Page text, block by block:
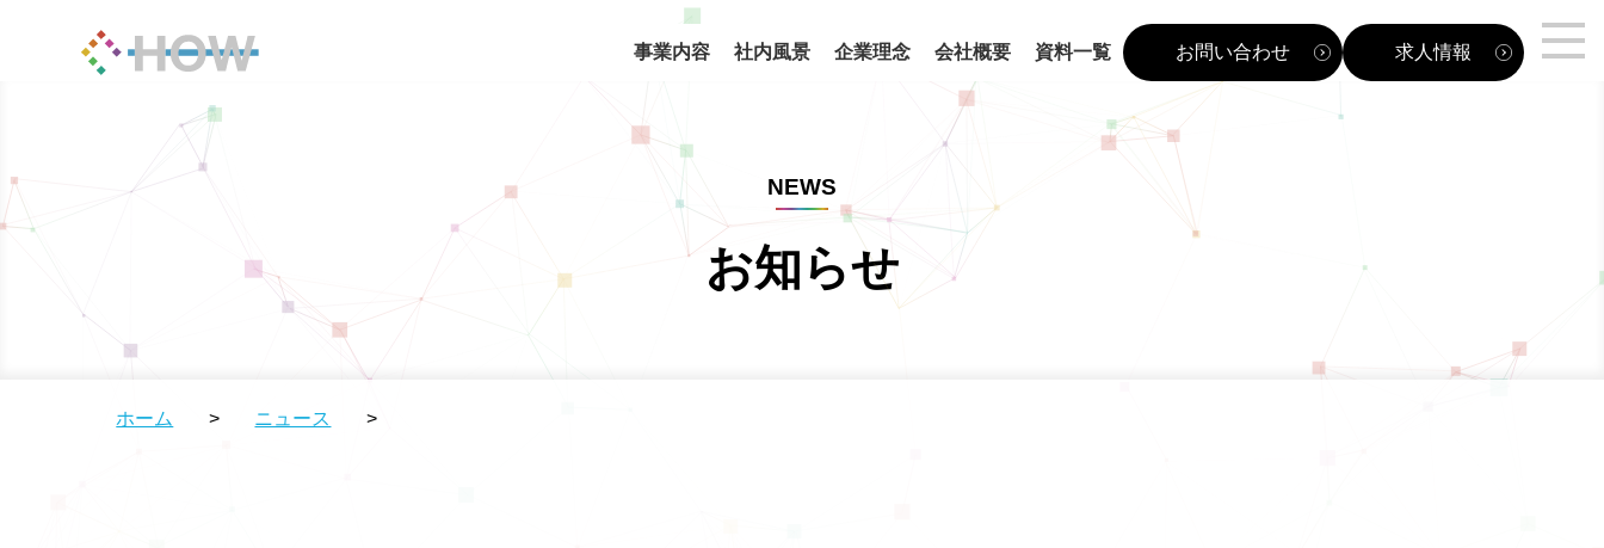
事業内容 社内風景 企業理念 会社概要 資料一覧 お問い合わせ 求人情報
NEWS
お知らせ
ホーム > ニュース >